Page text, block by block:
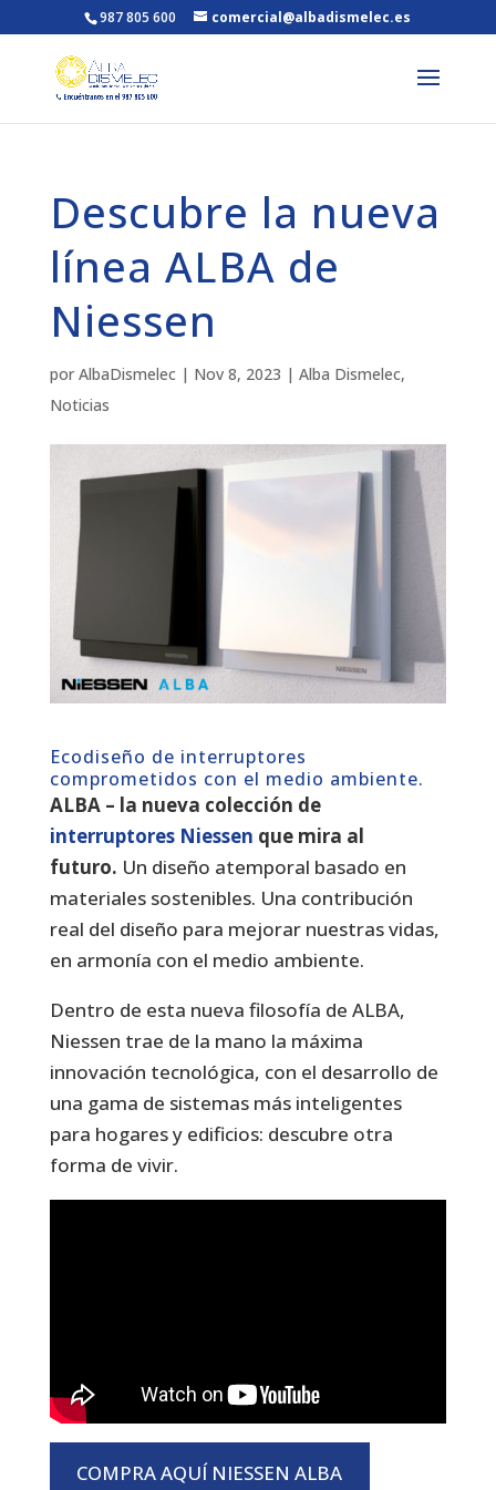
987 805 600 comercial@albadismelec.es
Descubre la nueva
línea ALBA de
Niessen
por AlbaDismelec| Nov 8, 2023 | Alba Dismelec,
Noticias
Ecodiseño de interruptores
comprometidos con el medio ambiente.
ALBA – la nueva colección de
interruptores Niessen que mira al
futuro. Un diseño atemporal basado en
materiales sostenibles. Una contribución
real del diseño para mejorar nuestras vidas,
en armonía con el medio ambiente.
Dentro de esta nueva filosofía de ALBA,
Niessen trae de la mano la máxima
innovación tecnológica, con el desarrollo de
una gama de sistemas más inteligentes
para hogares y edificios: descubre otra
forma de vivir.
COMPRA AQUÍ NIESSEN ALBA